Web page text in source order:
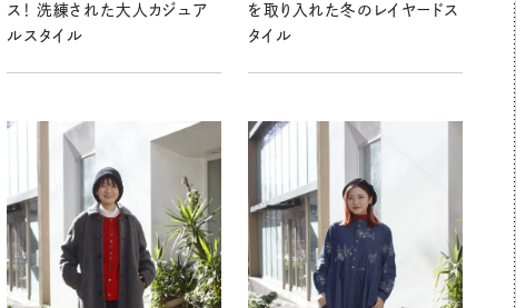
ス！ 洗練された大人カジュア
ルスタイル
を取り入れた冬のレイヤードス
タイル